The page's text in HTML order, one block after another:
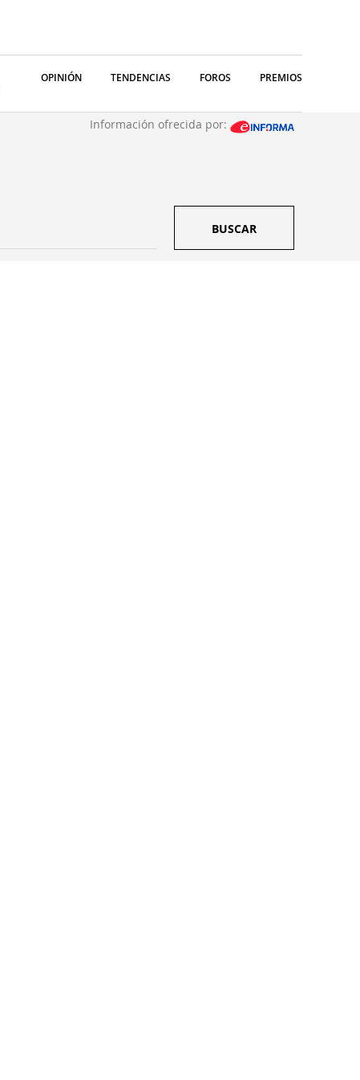
OPINIÓN TENDENCIAS FOROS PREMIOS
Información ofrecida por:
BUSCAR